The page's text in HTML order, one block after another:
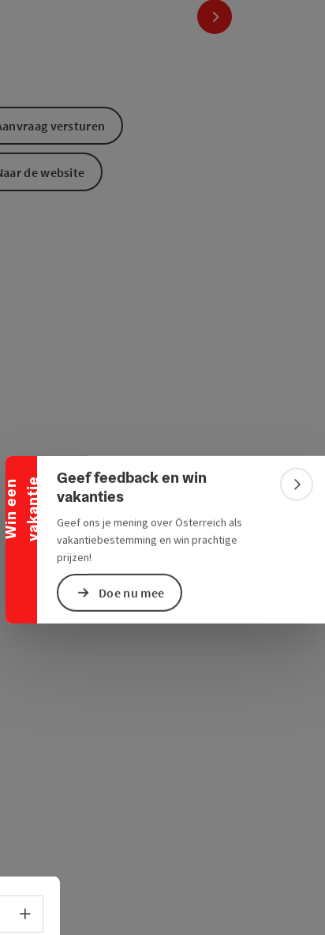
W
i
n
e
e
n
v
a
k
a
n
t
ie
Banner inklappen
Geef feedback en win
vakanties
Geef ons je mening over Österreich als
vakantiebestemming en win prachtige
prijzen!
Doe nu mee
nächstes Element
Maps
versturen
de website
Taalkeuze - menu openen